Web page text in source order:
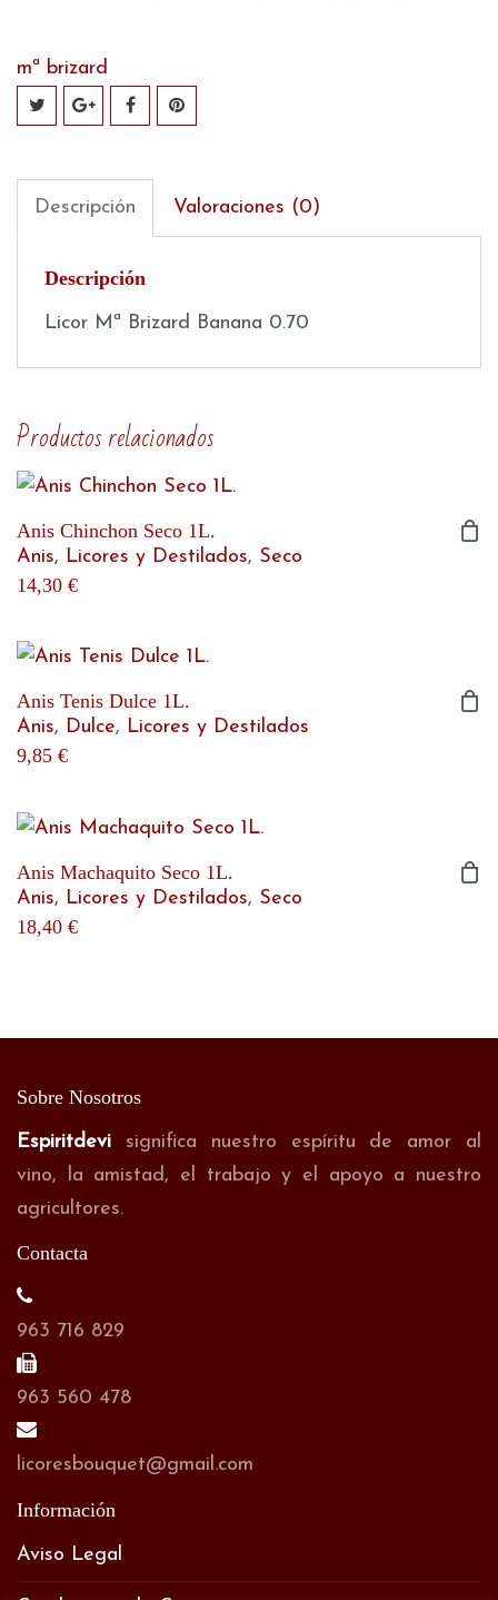
0.70
cantidad
mª brizard
Descripción Valoraciones (0)
Descripción
Licor Mª Brizard Banana 0.70
Productos relacionados
Anis Chinchon Seco 1L.
Anis, Licores y Destilados, Seco
14,30 €
Anis Tenis Dulce 1L.
Anis, Dulce, Licores y Destilados
9,85 €
Anis Machaquito Seco 1L.
Anis, Licores y Destilados, Seco
18,40 €
Sobre Nosotros
Espiritdevi significa nuestro espíritu de amor al
vino, la amistad, el trabajo y el apoyo a nuestro
agricultores.
Contacta
963 716 829
963 560 478
licoresbouquet@gmail.com
Información
Aviso Legal